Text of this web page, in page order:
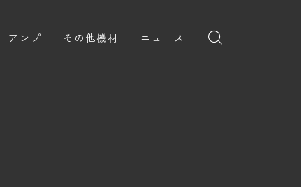
アンプ その他機材 ニュース